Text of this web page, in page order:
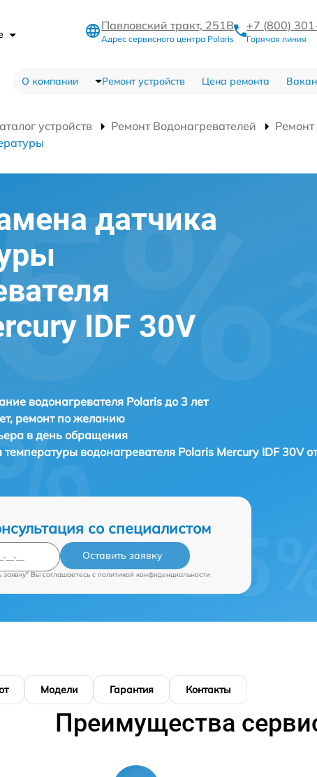
Павловский тракт, 251В
Адрес сервисного центра Polaris
+7 (800)
Горячая линия
О компании Ремонт устройств Цена ремонта
устройств Ремонт Водонагревателей
датчика
IDF 30V
водонагревателя Polaris до 3 лет
ремонт по желанию
в день обращения
водонагревателя Polaris Mercury IDF 30V
со специалистом
Оставить заявку
Вы соглашаетесь c политикой конфиденциальности
Модели Гарантия Контакты
Преимущества